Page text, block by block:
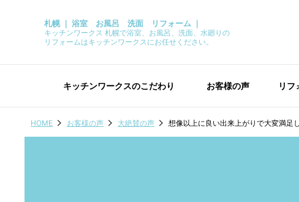
札幌 ｜ 浴室 お風呂 洗面 リフォーム ｜
キッチンワークス 札幌で浴室、お風呂、洗面、水廻りの
リフォームはキッチンワークスにお任せください。
キッチンワークスのこだわり お客様の声 リフ
HOME お客様の声 大絶賛の声 想像以上に良い出来上がりで大変満